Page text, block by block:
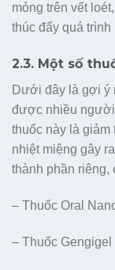
mỏng trên vết
thúc đẩy quá
2.3. Một số
Dưới đây là gợi ý
được nhiều người
thuốc này là
nhiệt miệng gây
thành phần riêng,
– Thuốc Oral
– Thuốc Gengigel